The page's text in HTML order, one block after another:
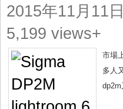
2015年11月11日
5,199 views+
市場
多人